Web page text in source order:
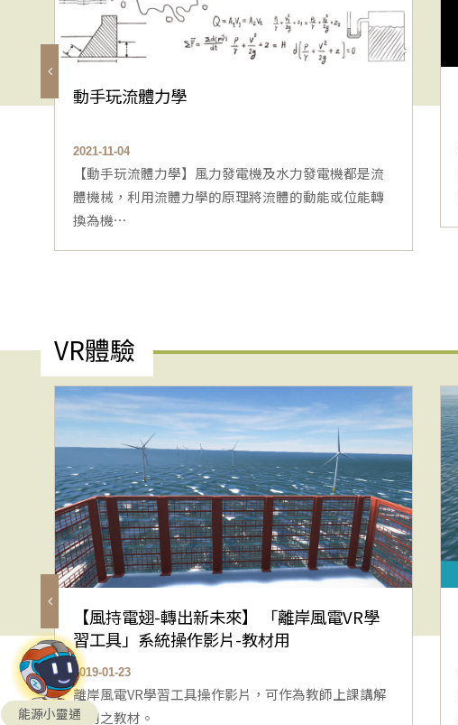
動手玩流體力學
2021-11-04
【動手玩流體力學】風力發電機及水力發電機都是流
體機械，利用流體力學的原理將流體的動能或位能轉
換為機⋯
VR體驗
【風持電翅-轉出新未來】 「離岸風電VR學
習工具」系統操作影片-教材用
2019-01-23
離岸風電VR學習工具操作影片，可作為教師上課講解
使用之教材。
能源小靈通